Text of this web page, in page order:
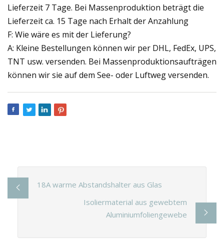
Lieferzeit 7 Tage. Bei Massenproduktion beträgt die
Lieferzeit ca. 15 Tage nach Erhalt der Anzahlung
F: Wie wäre es mit der Lieferung?
A: Kleine Bestellungen können wir per DHL, FedEx, UPS,
TNT usw. versenden. Bei Massenproduktionsaufträgen
können wir sie auf dem See- oder Luftweg versenden.
18A warme Abstandshalter aus Glas
Isoliermaterial aus gewebtem
Aluminiumfoliengewebe